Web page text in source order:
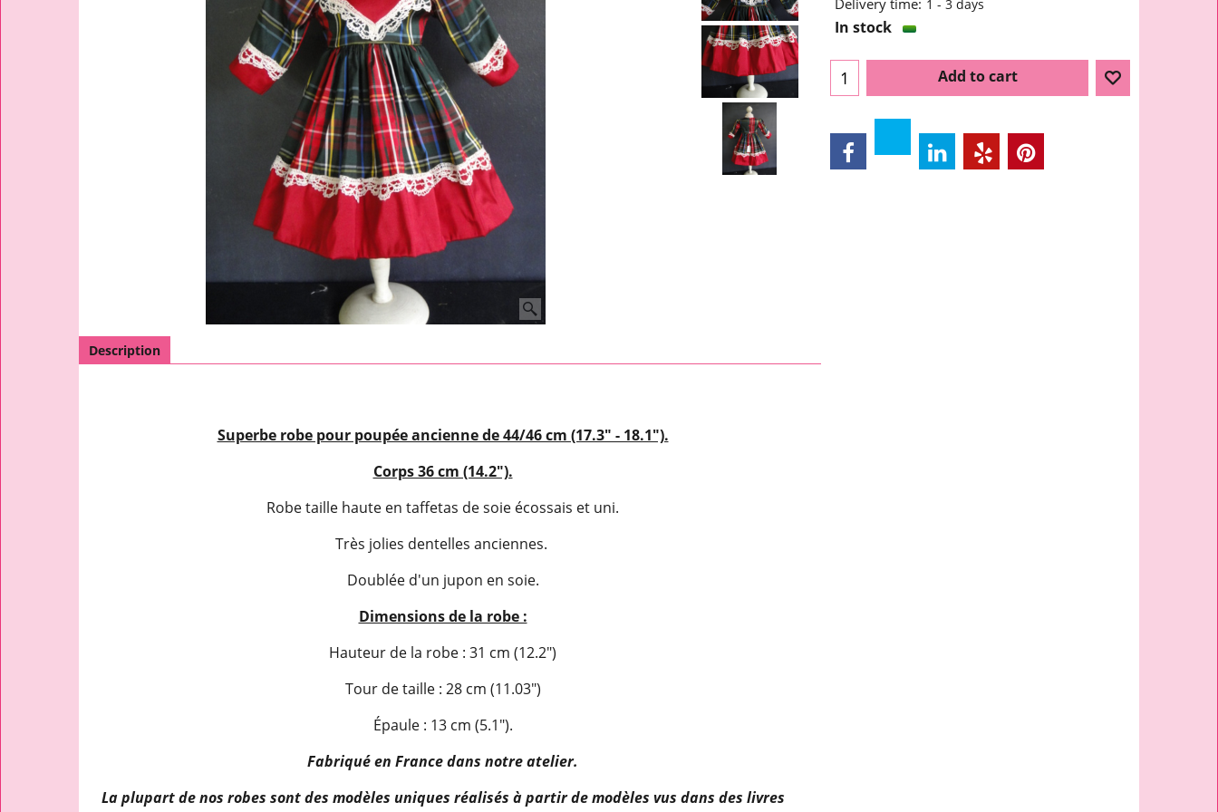
Delivery time: 1 - 3 days
In stock
Add to cart
Description
Superbe robe pour poupée ancienne de 44/46 cm (17.3" - 18.1").
Corps 36 cm (14.2").
Robe taille haute en taffetas de soie écossais et uni.
Très jolies dentelles anciennes.
Doublée d'un jupon en soie.
Dimensions de la robe :
Hauteur de la robe : 31 cm (12.2")
Tour de taille : 28 cm (11.03")
Épaule : 13 cm (5.1").
Fabriqué en France dans notre atelier.
La plupart de nos robes sont des modèles uniques réalisés à partir de modèles vus dans des livres